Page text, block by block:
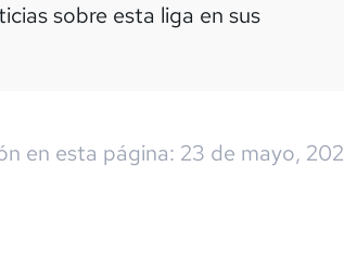
sobre esta liga en sus
en esta página: 23 de mayo,